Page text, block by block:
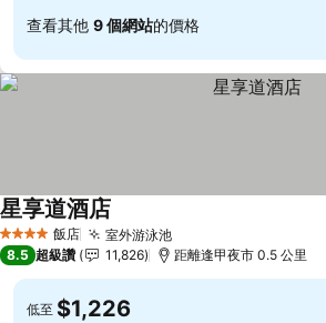
查看其他 9 個網站的價格
4 星級 飯店 室外游泳池查看價格
星享道酒店
8.5 超級讚 11,826 距離逢甲夜市 0.5 公里
低至 $1,226